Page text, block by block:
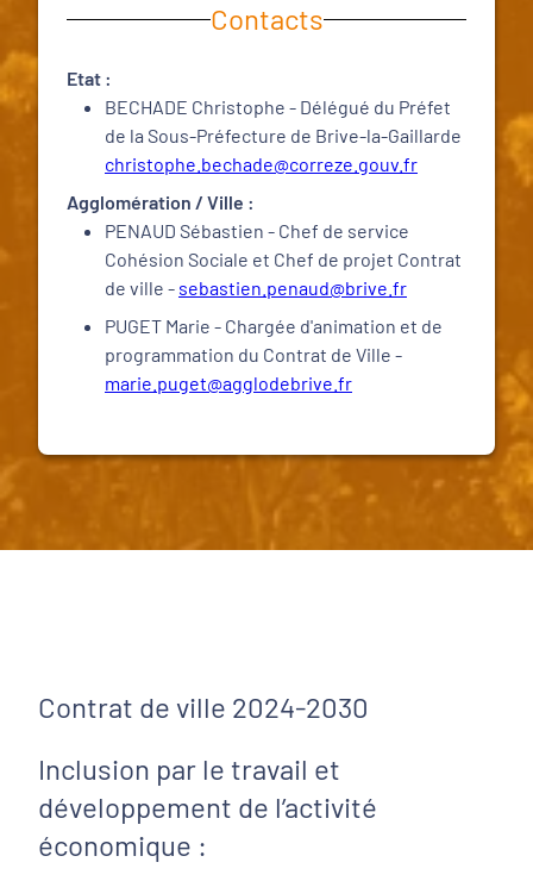
Contacts
Etat :
BECHADE Christophe - Délégué du Préfet
de la Sous-Préfecture de Brive-la-Gaillarde
christophe.bechade@correze.gouv.fr
Agglomération / Ville :
PENAUD Sébastien - Chef de service
Cohésion Sociale et Chef de projet Contrat
de ville - sebastien.penaud@brive.fr
PUGET Marie - Chargée d'animation et de
programmation du Contrat de Ville -
marie.puget@agglodebrive.fr
Contrat de ville 2024-2030
Inclusion par le travail et
développement de l’activité
économique :